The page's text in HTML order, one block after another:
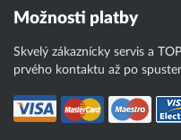
Možnosti platby
Skvelý zákaznícky servis a
prvého kontaktu až po